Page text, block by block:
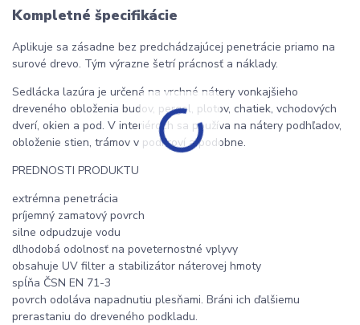
Kompletné špecifikácie
Aplikuje sa zásadne bez predchádzajúcej penetrácie priamo na
surové drevo. Tým výrazne šetrí prácnosť a náklady.
Sedlácka lazúra je určená na vrchné nátery vonkajšieho
dreveného obloženia budov, pergol, plotov, chatiek, vchodových
dverí, okien a pod. V interiéroch sa používa na nátery podhľadov,
obloženie stien, trámov v podkroví a podobne.
PREDNOSTI PRODUKTU
extrémna penetrácia
príjemný zamatový povrch
silne odpudzuje vodu
dlhodobá odolnosť na poveternostné vplyvy
obsahuje UV filter a stabilizátor náterovej hmoty
spĺňa ČSN EN 71-3
povrch odoláva napadnutiu plesňami. Bráni ich ďalšiemu
prerastaniu do dreveného podkladu.